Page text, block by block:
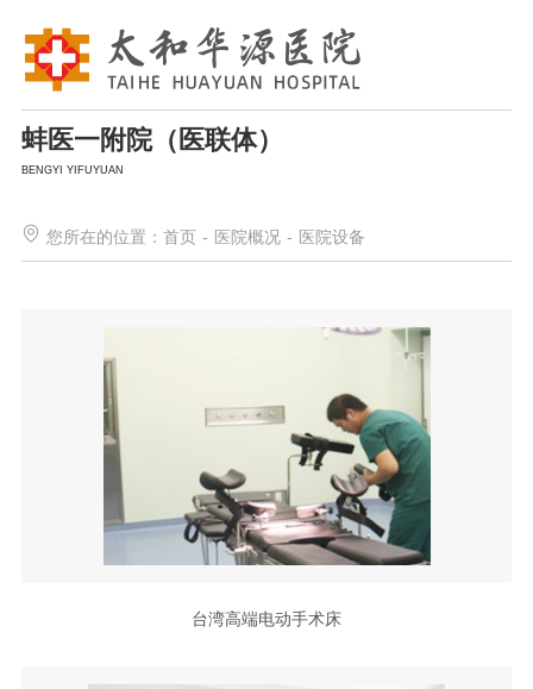
蚌医一附院（医联体）
BENGYI YIFUYUAN
您所在的位置： 首页 - 医院概况 - 医院设备
台湾高端电动手术床